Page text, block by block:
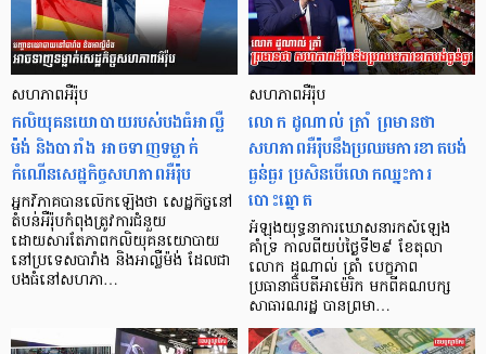
សហភាពអឺរ៉ុប
កលិយុគនយោបាយរបស់បងធំអាល្លឺ
ម៉ង់ និងបារាំង អាចទាញទម្លាក់
កំណើនសេដ្ឋកិច្ចសហភាពអឺរ៉ុប
អ្នកវិភាគបានលើកឡើងថា សេដ្ឋកិច្ចនៅ
តំបន់អឺរ៉ុបកំពុងត្រូវការជំនួយ
ដោយសារតែភាពកលិយុគនយោបាយ
នៅប្រទេសបារាំង និងអាល្លឺម៉ង់ ដែលជា
បងធំនៅសហភា…
សហភាពអឺរ៉ុប
លោក ដូណាល់ ត្រាំ ព្រមានថា
សហភាពអឺរ៉ុបនឹងប្រឈមការខាតបង់
ធ្ងន់ធ្ងរ ប្រសិនបើលោកឈ្នះការ
បោះឆ្នោត
អំឡុងយុទ្ធនាការឃោសនារកសំឡេង
គាំទ្រ កាលពីយប់ថ្ងៃទី២៩ ខែតុលា
លោក ដូណាល់ ត្រាំ បេក្ខភាព
ប្រធានាធិបតីអាម៉េរិក មកពីគណបក្ស
សាធារណរដ្ឋ បានព្រមា…